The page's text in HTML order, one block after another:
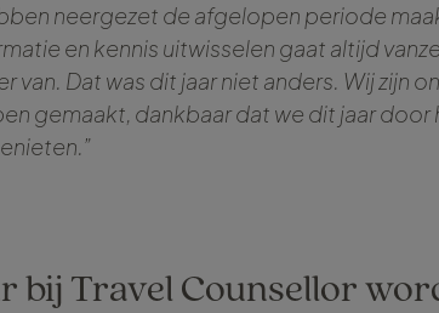
neergezet de afgelopen periode
en kennis uitwisselen gaat altijd
Dat was dit jaar niet anders. Wij zijn
gemaakt, dankbaar dat we dit jaar door
bij Travel Counsellor